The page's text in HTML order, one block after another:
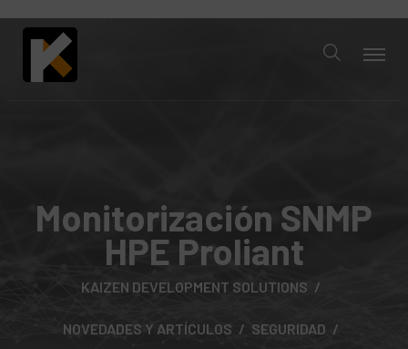
Monitorización SNMP
HPE Proliant
KAIZEN DEVELOPMENT SOLUTIONS
NOVEDADES Y ARTÍCULOS SEGURIDAD